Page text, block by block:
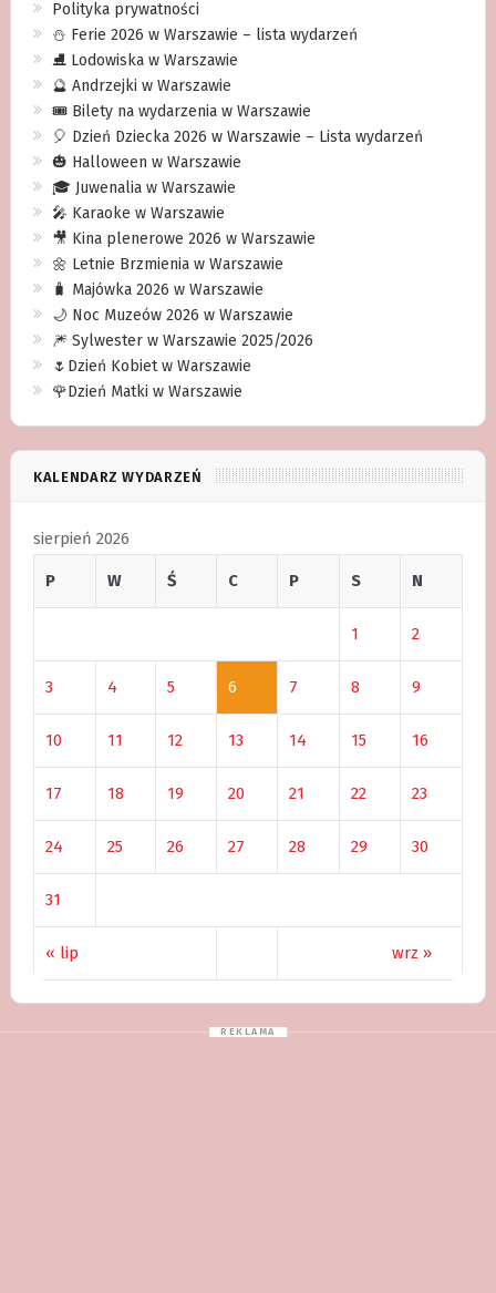
Polityka prywatności
⛄️ Ferie 2026 w Warszawie – lista wydarzeń
⛸ Lodowiska w Warszawie
🔮 Andrzejki w Warszawie
🎟️ Bilety na wydarzenia w Warszawie
🎈 Dzień Dziecka 2026 w Warszawie – Lista wydarzeń
🎃 Halloween w Warszawie
🎓 Juwenalia w Warszawie
🎤 Karaoke w Warszawie
🎥 Kina plenerowe 2026 w Warszawie
🌼 Letnie Brzmienia w Warszawie
🧳 Majówka 2026 w Warszawie
🌙 Noc Muzeów 2026 w Warszawie
🎆 Sylwester w Warszawie 2025/2026
🌷Dzień Kobiet w Warszawie
🌹Dzień Matki w Warszawie
KALENDARZ WYDARZEŃ
sierpień 2026
P W Ś C P S N
« lip wrz »
1 2
3 4 5 6 7 8 9
10 11 12 13 14 15 16
17 18 19 20 21 22 23
24 25 26 27 28 29 30
31